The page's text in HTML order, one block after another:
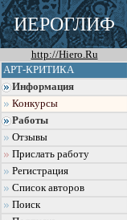
ИЕРОГЛИФ
http://Hiero.Ru
АРТ-КРИТИКА
Информация
Конкурсы
Работы
Отзывы
Прислать работу
Регистрация
Список авторов
Поиск